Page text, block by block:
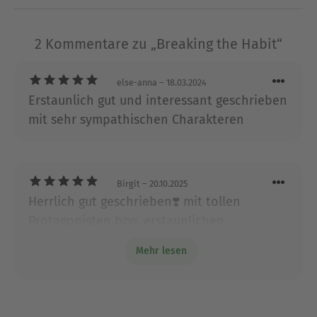
2 Kommentare zu „Breaking the Habit“
else-anna – 18.03.2024
Erstaunlich gut und interessant geschrieben
mit sehr sympathischen Charakteren
Birgit – 20.10.2025
Herrlich gut geschrieben❣️ mit tollen
Mehr lesen